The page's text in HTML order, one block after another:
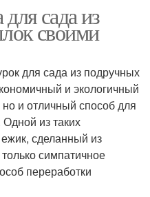
сада из
своими
для сада из подручных
и экологичный
и отличный способ для
из таких
сделанный из
симпатичное
переработки